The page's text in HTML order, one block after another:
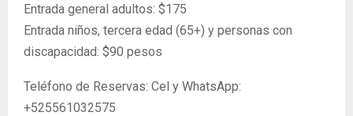
Entrada general adultos: $175
Entrada niños, tercera edad (65+) y personas con
discapacidad: $90 pesos
Teléfono de Reservas: Cel y WhatsApp:
+525561032575